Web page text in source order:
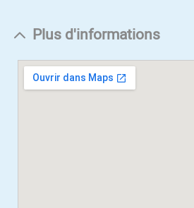
Plus d'informations